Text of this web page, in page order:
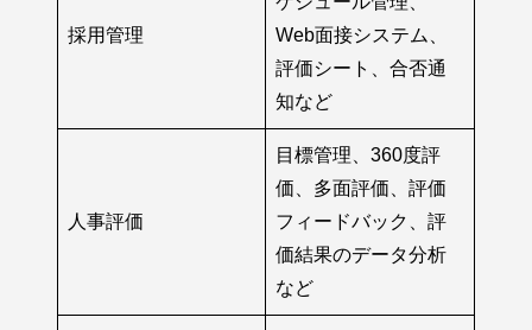
採用管理
Web面接システム、
評価シート、合否通
知など
人事評価
目標管理、360度評
価、多面評価、評価
フィードバック、評
価結果のデータ分析
など